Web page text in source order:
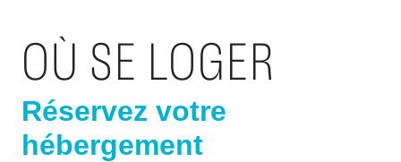
OÙ SE LOGER
Réservez votre
hébergement